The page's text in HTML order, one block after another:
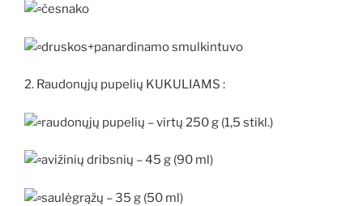
česnako
druskos+panardinamo smulkintuvo
2. Raudonųjų pupelių KUKULIAMS :
raudonųjų pupelių – virtų 250 g (1,5 stikl.)
avižinių dribsnių – 45 g (90 ml)
saulėgrąžų – 35 g (50 ml)